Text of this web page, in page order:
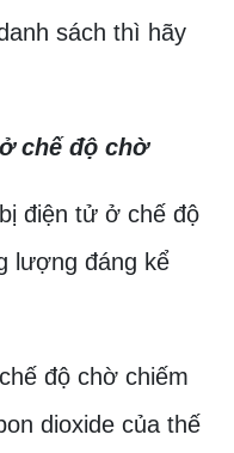
sách thì hãy
chế độ chờ
điện tử ở chế độ
lượng đáng kể
độ chờ chiếm
dioxide của thế